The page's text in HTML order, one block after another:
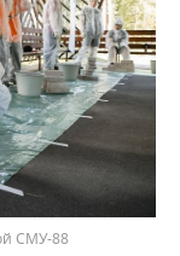
СМУ-88